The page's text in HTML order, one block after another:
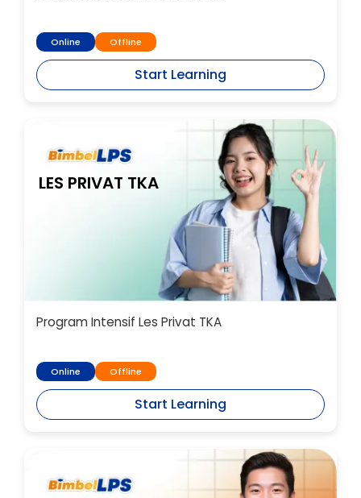
Online Offline
Start Learning
LES PRIVAT TKA
Program Intensif Les Privat TKA
Online Offline
Start Learning